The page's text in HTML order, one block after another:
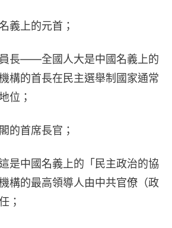
義上的元首；
長——全國人大是中國名義上的
構的首長在民主選舉制國家通常
位；
的首席長官；
中國名義上的「民主政治的協
構的最高領導人由中共官僚（政
；